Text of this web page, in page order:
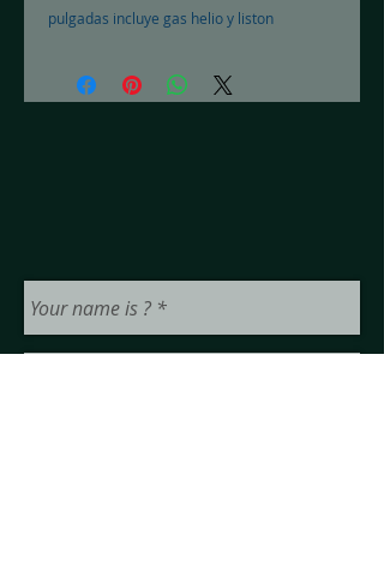
pulgadas incluye gas helio y liston
pregunta el precio en mayoreo